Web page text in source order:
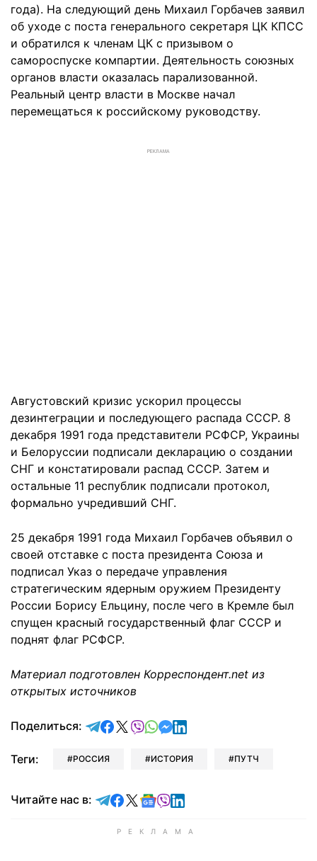
года). На следующий день Михаил Горбачев заявил
об уходе с поста генерального секретаря ЦК КПСС
и обратился к членам ЦК с призывом о
самороспуске компартии. Деятельность союзных
органов власти оказалась парализованной.
Реальный центр власти в Москве начал
перемещаться к российскому руководству.
РЕКЛАМА
Августовский кризис ускорил процессы
дезинтеграции и последующего распада СССР. 8
декабря 1991 года представители РСФСР, Украины
и Белоруссии подписали декларацию о создании
СНГ и констатировали распад СССР. Затем и
остальные 11 республик подписали протокол,
формально учредивший СНГ.
25 декабря 1991 года Михаил Горбачев объявил о
своей отставке с поста президента Союза и
подписал Указ о передаче управления
стратегическим ядерным оружием Президенту
России Борису Ельцину, после чего в Кремле был
спущен красный государственный флаг СССР и
поднят флаг РСФСР.
Материал подготовлен Корреспондент.net из
открытых источников
Поделиться: отправить в Telegram
поделиться в Facebook
поделиться в X
отправить в Viber
отправить в Whatsapp
отправить в Messenger
отправить в LinkedIn
Теги: РОССИЯ ИСТОРИЯ ПУТЧ
Читайте нас в: Читайте в Telegram
Читайте в Facebook
Читайте в X
Читайте в Google news
Читайте в Viber
Читайте в LinkedIn